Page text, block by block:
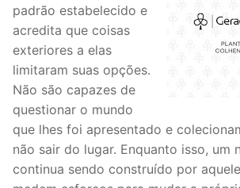
padrão estabelecido e
acredita que coisas
exteriores a elas
limitaram suas opções.
Não são capazes de
questionar o mundo
que lhes foi apresentado e
não sair do lugar. Enquanto isso, um
continua sendo construído por